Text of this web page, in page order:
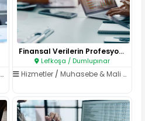
Finansal Verilerin Profesyonel..
Lefkoşa / Dumlupınar
Hizmetler /Muhasebe & Mali Müşavirlik